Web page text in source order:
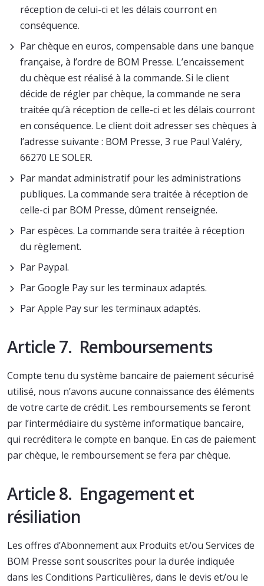
réception de celui-ci et les délais courront en
conséquence.
Par chèque en euros, compensable dans une banque
française, à l’ordre de BOM Presse. L’encaissement
du chèque est réalisé à la commande. Si le client
décide de régler par chèque, la commande ne sera
traitée qu’à réception de celle-ci et les délais courront
en conséquence. Le client doit adresser ses chèques à
l’adresse suivante : BOM Presse, 3 rue Paul Valéry,
66270 LE SOLER.
Par mandat administratif pour les administrations
publiques. La commande sera traitée à réception de
celle-ci par BOM Presse, dûment renseignée.
Par espèces. La commande sera traitée à réception
du règlement.
Par Paypal.
Par Google Pay sur les terminaux adaptés.
Par Apple Pay sur les terminaux adaptés.
Article 7. Remboursements
Compte tenu du système bancaire de paiement sécurisé
utilisé, nous n’avons aucune connaissance des éléments
de votre carte de crédit. Les remboursements se feront
par l’intermédiaire du système informatique bancaire,
qui recréditera le compte en banque. En cas de paiement
par chèque, le remboursement se fera par chèque.
Article 8. Engagement et
résiliation
Les offres d’Abonnement aux Produits et/ou Services de
BOM Presse sont souscrites pour la durée indiquée
dans les Conditions Particulières, dans le devis et/ou le